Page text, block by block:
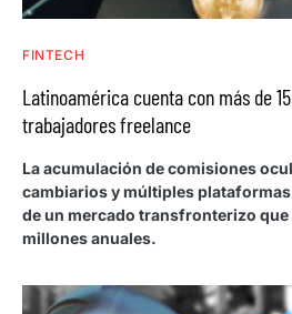
FINTECH
Latinoamérica cuenta con más de
trabajadores freelance
La acumulación de comisiones
cambiarios y múltiples
de un mercado transfronterizo que
millones anuales.